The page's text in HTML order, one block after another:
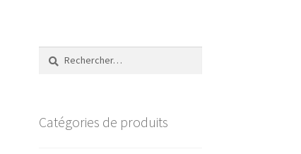
Rechercher :
Catégories de produits